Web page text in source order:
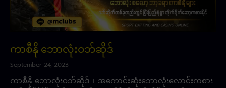
ကာစီနို ဘောလုံးဝဘ်ဆိုဒ်
September 24, 2023
ကာစီနို ဘောလုံးဝဘ်ဆိုဒ် ၊ အကောင်းဆုံးဘောလုံးလောင်းကစား